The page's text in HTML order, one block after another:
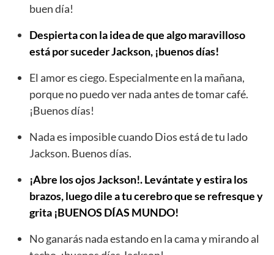
buen día!
Despierta con la idea de que algo maravilloso
está por suceder Jackson, ¡buenos días!
El amor es ciego. Especialmente en la mañana,
porque no puedo ver nada antes de tomar café.
¡Buenos días!
Nada es imposible cuando Dios está de tu lado
Jackson. Buenos días.
¡Abre los ojos Jackson!. Levántate y estira los
brazos, luego dile a tu cerebro que se refresque y
grita ¡BUENOS DÍAS MUNDO!
No ganarás nada estando en la cama y mirando al